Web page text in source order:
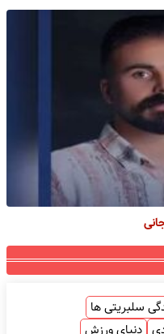
سلبریتی ها
دنیای ورزش